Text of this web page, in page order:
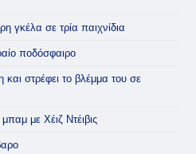
γκέλα σε τρία παιχνίδια
ποδόσφαιρο
στρέφει το βλέμμα του σε
με Χέιζ Ντέιβις